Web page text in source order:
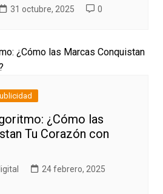
31 octubre, 2025 0
¿Cómo las
Tu Corazón con
24 febrero, 2025